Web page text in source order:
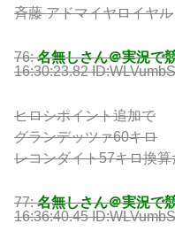
斉藤 アドマイヤロイヤル
76:名無しさん＠実況で
16:30:23.82
ヒロシポイント追加で
グランデッツァ60キロ
レコンダイト57キロ換算
77:名無しさん＠実況で
16:36:40.45